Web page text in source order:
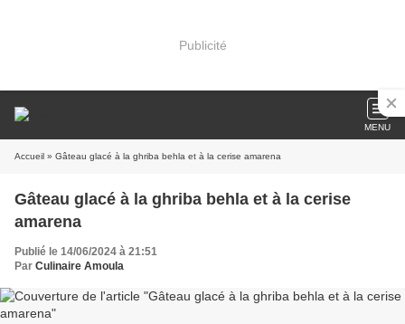
Publicité
MENU
Accueil » Gâteau glacé à la ghriba behla et à la cerise amarena
Gâteau glacé à la ghriba behla et à la cerise
amarena
Publié le 14/06/2024 à 21:51
Par Culinaire Amoula